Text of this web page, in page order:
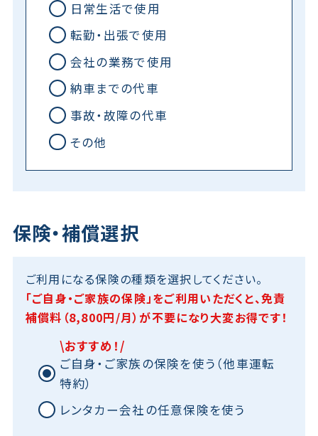
日常生活で使用
転勤・出張で使用
会社の業務で使用
納車までの代車
事故・故障の代車
その他
保険・補償選択
ご利用になる保険の種類を選択してください。
「ご自身・ご家族の保険」をご利用いただくと、免責
補償料（8,800円/月）が不要になり大変お得です！
\おすすめ！/
ご自身・ご家族の保険を使う（他車運転
特約）
レンタカー会社の任意保険を使う